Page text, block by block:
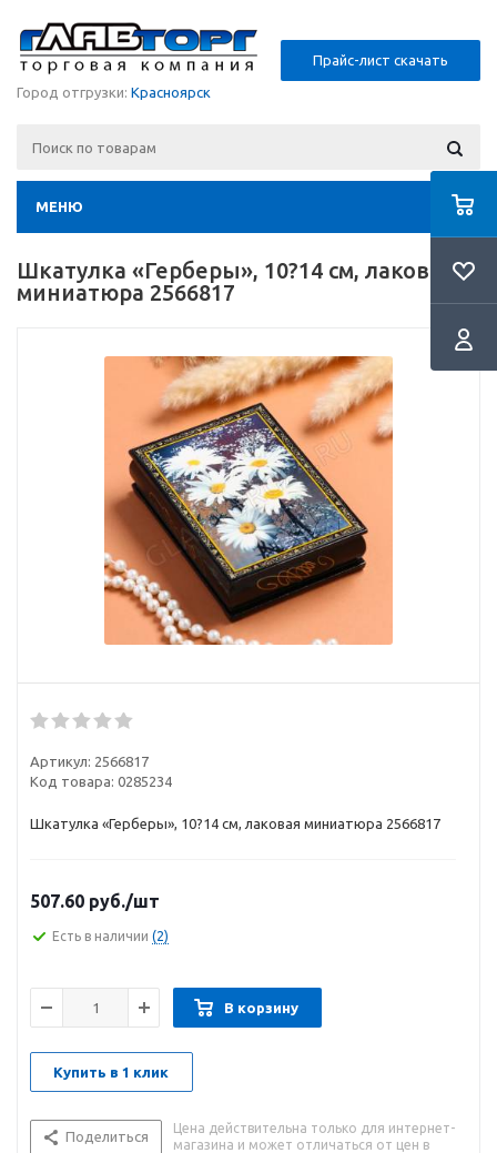
Прайс-лист скачать
Город отгрузки: Красноярск
МЕНЮ
Шкатулка «Герберы», 10?14 см, лаковая
миниатюра 2566817
Артикул: 2566817
Код товара: 0285234
Шкатулка «Герберы», 10?14 см, лаковая миниатюра 2566817
507.60 руб./шт
Есть в наличии (2)
В корзину
Купить в 1 клик
Поделиться
Цена действительна только для интернет-
магазина и может отличаться от цен в